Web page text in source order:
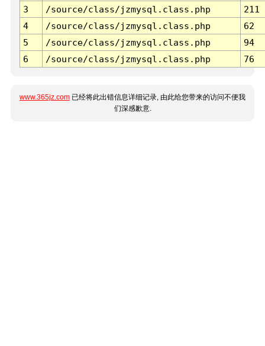
3 /source/class/jzmysql.class.php
211
4
/source/class/jzmysql.class.php
62
5
/source/class/jzmysql.class.php
94
6
/source/class/jzmysql.class.php 76
www.365jz.com 已经将此出错信息详细记录, 由此给您带来的访问不便我
们深感歉意.